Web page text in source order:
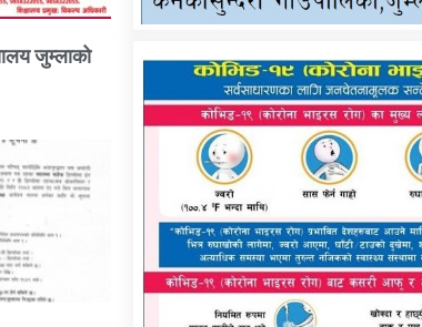
जुम्लाको